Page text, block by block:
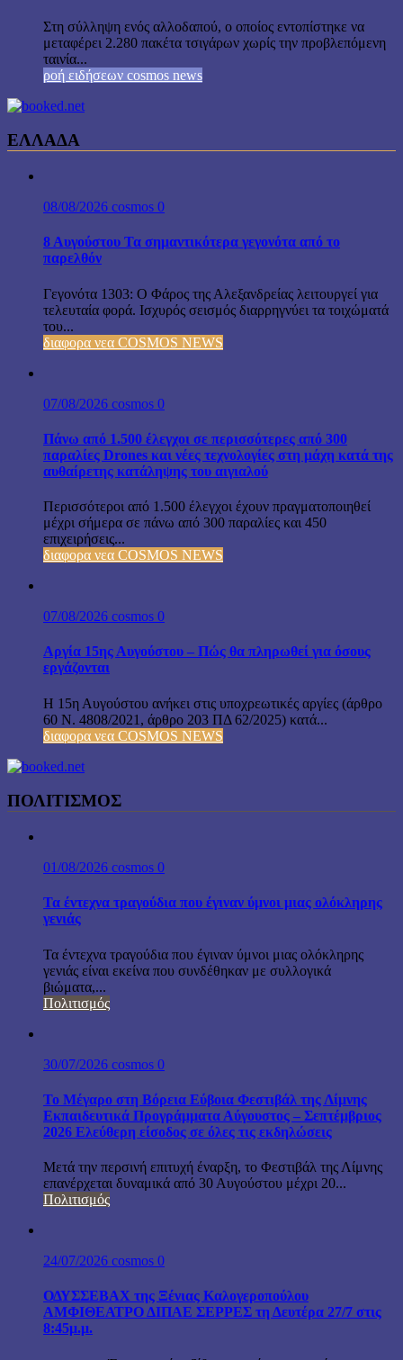
Στη σύλληψη ενός αλλοδαπού, ο οποίος εντοπίστηκε να
μεταφέρει 2.280 πακέτα τσιγάρων χωρίς την προβλεπόμενη
ταινία...
ροή ειδήσεων cosmos news
ΕΛΛΑΔΑ
08/08/2026 cosmos 0
8 Αυγούστου Τα σημαντικότερα γεγονότα από το
παρελθόν
Γεγονότα 1303: Ο Φάρος της Αλεξανδρείας λειτουργεί για
τελευταία φορά. Ισχυρός σεισμός διαρρηγνύει τα τοιχώματά
του...
διαφορα νεα COSMOS NEWS
07/08/2026 cosmos 0
Πάνω από 1.500 έλεγχοι σε περισσότερες από 300
παραλίες Drones και νέες τεχνολογίες στη μάχη κατά της
αυθαίρετης κατάληψης του αιγιαλού
Περισσότεροι από 1.500 έλεγχοι έχουν πραγματοποιηθεί
μέχρι σήμερα σε πάνω από 300 παραλίες και 450
επιχειρήσεις...
διαφορα νεα COSMOS NEWS
07/08/2026 cosmos 0
Αργία 15ης Αυγούστου – Πώς θα πληρωθεί για όσους
εργάζονται
Η 15η Αυγούστου ανήκει στις υποχρεωτικές αργίες (άρθρο
60 Ν. 4808/2021, άρθρο 203 ΠΔ 62/2025) κατά...
διαφορα νεα COSMOS NEWS
ΠΟΛΙΤΙΣΜΟΣ
01/08/2026 cosmos 0
Τα έντεχνα τραγούδια που έγιναν ύμνοι μιας ολόκληρης
γενιάς
Τα έντεχνα τραγούδια που έγιναν ύμνοι μιας ολόκληρης
γενιάς είναι εκείνα που συνδέθηκαν με συλλογικά
βιώματα,...
Πολιτισμός
30/07/2026 cosmos 0
Το Μέγαρο στη Βόρεια Εύβοια Φεστιβάλ της Λίμνης
Εκπαιδευτικά Προγράμματα Αύγουστος – Σεπτέμβριος
2026 Ελεύθερη είσοδος σε όλες τις εκδηλώσεις
Μετά την περσινή επιτυχή έναρξη, το Φεστιβάλ της Λίμνης
επανέρχεται δυναμικά από 30 Αυγούστου μέχρι 20...
Πολιτισμός
24/07/2026 cosmos 0
ΟΔΥΣΣΕΒΑΧ της Ξένιας Καλογεροπούλου
ΑΜΦΙΘΕΑΤΡΟ ΔΙΠΑΕ ΣΕΡΡΕΣ τη Δευτέρα 27/7 στις
8:45μ.μ.